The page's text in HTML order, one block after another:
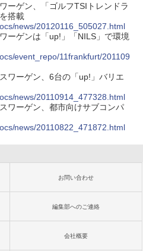
ーゲン、「ゴルフTSIトレンドラ
搭載
news/20120116_505027.html
ーゲンは「up!」「NILS」で環境
event_repo/11frankfurt/201109
ワーゲン、6台の「up!」バリエ
news/20110914_477328.html
ワーゲン、都市向けサブコンパ
news/20110822_471872.html
お問い合わせ
編集部へのご連絡
会社概要